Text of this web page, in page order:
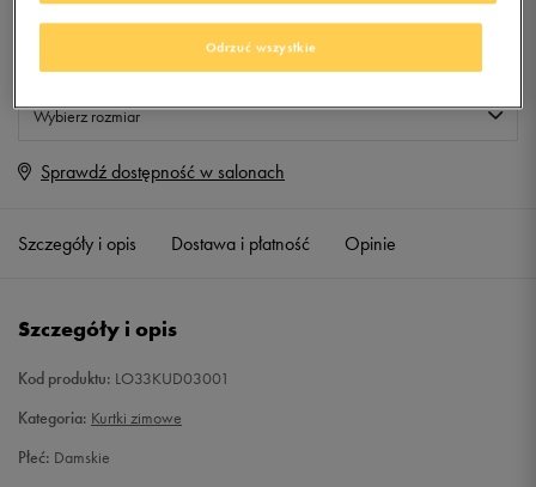
Produkt niedostępny
Jeśli artykuł będzie ponownie dostępny, otrzymasz od nas powiadomienie.
Wybierz rozmiar
XS Powiadom o dostępności
S Powiadom o dostępności
XL Powiadom o dostępności
Sprawdź dostępność w salonach
Szczegóły i opis Dostawa i płatność Opinie
Szczegóły i opis
Kod produktu: LO33KUD03001
Kategoria: Kurtki zimowe
Płeć: Damskie
Odrzuć wszystkie